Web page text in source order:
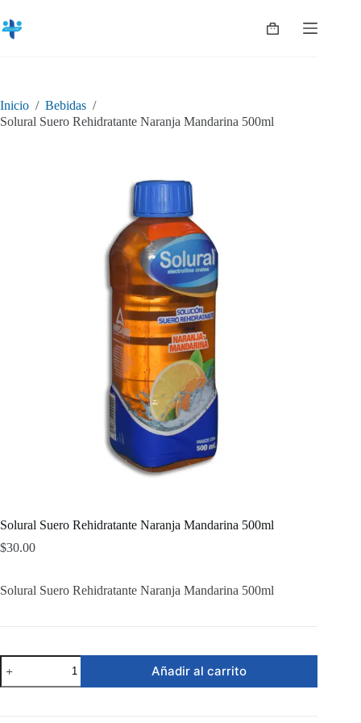
al
contenido
Shopping
Inicio / Bebidas /
Solural Suero Rehidratante Naranja Mandarina 500ml
Solural Suero Rehidratante Naranja Mandarina 500ml
$30.00
Solural Suero Rehidratante Naranja Mandarina 500ml
Solural
Suero
Rehidratante
Añadir al carrito